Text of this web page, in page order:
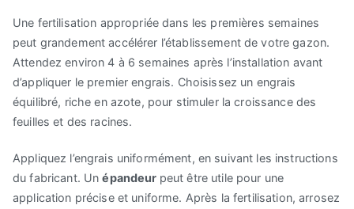
Une fertilisation appropriée dans les premières semaines
peut grandement accélérer l’établissement de votre gazon.
Attendez environ 4 à 6 semaines après l’installation avant
d’appliquer le premier engrais. Choisissez un engrais
équilibré, riche en azote, pour stimuler la croissance des
feuilles et des racines.
Appliquez l’engrais uniformément, en suivant les instructions
du fabricant. Unépandeur peut être utile pour une
application précise et uniforme. Après la fertilisation, arrosez